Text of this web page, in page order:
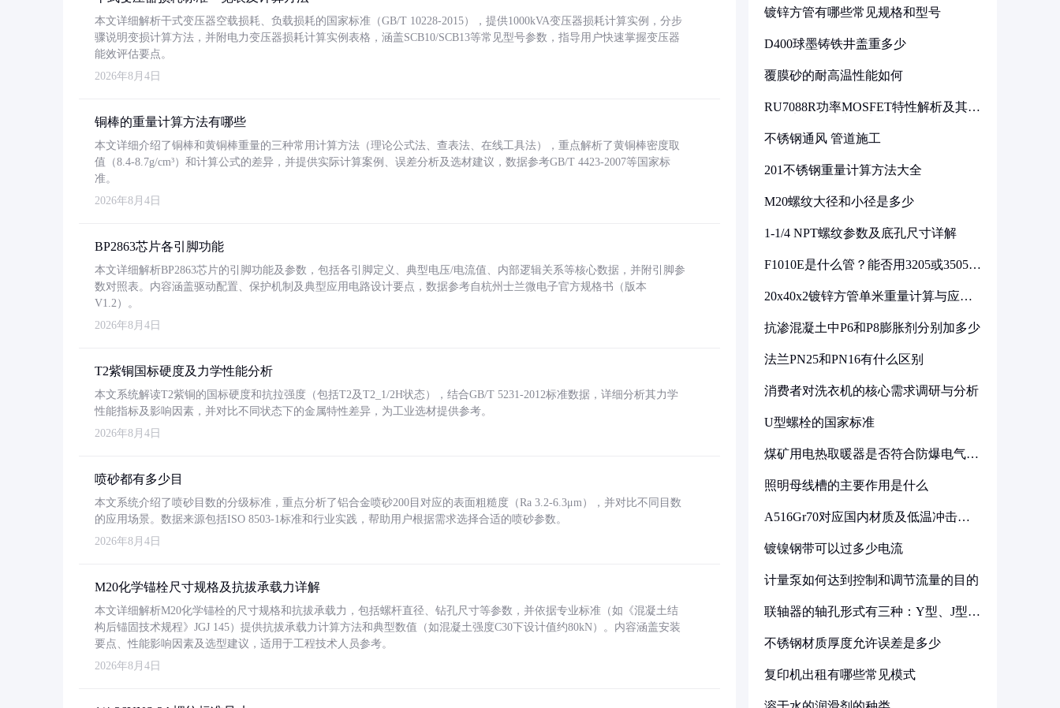
本文详细解析干式变压器空载损耗、负载损耗的国家标准（GB/T 10228-2015），提供1000kVA变压器损耗计算实例，分步
骤说明变损计算方法，并附电力变压器损耗计算实例表格，涵盖SCB10/SCB13等常见型号参数，指导用户快速掌握变压器
能效评估要点。
2026年8月4日
铜棒的重量计算方法有哪些
本文详细介绍了铜棒和黄铜棒重量的三种常用计算方法（理论公式法、查表法、在线工具法），重点解析了黄铜棒密度取
值（8.4-8.7g/cm³）和计算公式的差异，并提供实际计算案例、误差分析及选材建议，数据参考GB/T 4423-2007等国家标
准。
2026年8月4日
BP2863芯片各引脚功能
本文详细解析BP2863芯片的引脚功能及参数，包括各引脚定义、典型电压/电流值、内部逻辑关系等核心数据，并附引脚参
数对照表。内容涵盖驱动配置、保护机制及典型应用电路设计要点，数据参考自杭州士兰微电子官方规格书（版本
V1.2）。
2026年8月4日
T2紫铜国标硬度及力学性能分析
本文系统解读T2紫铜的国标硬度和抗拉强度（包括T2及T2_1/2H状态），结合GB/T 5231-2012标准数据，详细分析其力学
性能指标及影响因素，并对比不同状态下的金属特性差异，为工业选材提供参考。
2026年8月4日
喷砂都有多少目
本文系统介绍了喷砂目数的分级标准，重点分析了铝合金喷砂200目对应的表面粗糙度（Ra 3.2-6.3μm），并对比不同目数
的应用场景。数据来源包括ISO 8503-1标准和行业实践，帮助用户根据需求选择合适的喷砂参数。
2026年8月4日
M20化学锚栓尺寸规格及抗拔承载力详解
本文详细解析M20化学锚栓的尺寸规格和抗拔承载力，包括螺杆直径、钻孔尺寸等参数，并依据专业标准（如《混凝土结
构后锚固技术规程》JGJ 145）提供抗拔承载力计算方法和典型数值（如混凝土强度C30下设计值约80kN）。内容涵盖安装
要点、性能影响因素及选型建议，适用于工程技术人员参考。
2026年8月4日
镀锌方管有哪些常见规格和型号
D400球墨铸铁井盖重多少
覆膜砂的耐高温性能如何
RU7088R功率MOSFET特性解析及其在
不锈钢通风 管道施工
201不锈钢重量计算方法大全
M20螺纹大径和小径是多少
1-1/4 NPT螺纹参数及底孔尺寸详解
F1010E是什么管？能否用3205或3505代
20x40x2镀锌方管单米重量计算与应用
抗渗混凝土中P6和P8膨胀剂分别加多少
法兰PN25和PN16有什么区别
消费者对洗衣机的核心需求调研与分析
U型螺栓的国家标准
煤矿用电热取暖器是否符合防爆电气设
照明母线槽的主要作用是什么
A516Gr70对应国内材质及低温冲击要
镀镍钢带可以过多少电流
计量泵如何达到控制和调节流量的目的
联轴器的轴孔形式有三种：Y型、J型、
不锈钢材质厚度允许误差是多少
复印机出租有哪些常见模式